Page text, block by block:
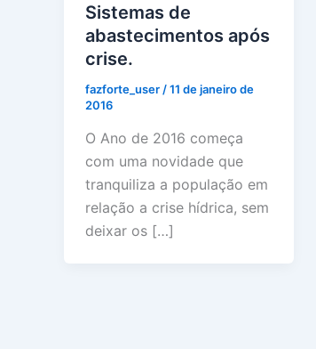
Sistemas de
abastecimentos após
crise.
fazforte_user /11 de janeiro de
2016
O Ano de 2016 começa
com uma novidade que
tranquiliza a população em
relação a crise hídrica, sem
deixar os […]